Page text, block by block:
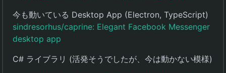
今も動いている Desktop App (Electron, TypeScript)
sindresorhus/caprine: Elegant Facebook Messenger
desktop app
C# ライブラリ (活発そうでしたが、今は動かない模様)